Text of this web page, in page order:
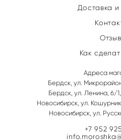
Доставка
Как
Адреса
Бердск, ул.
Бердск, ул. Ленина, 6/
Новосибирск, ул.
Новосибирск, ул.
+7 952